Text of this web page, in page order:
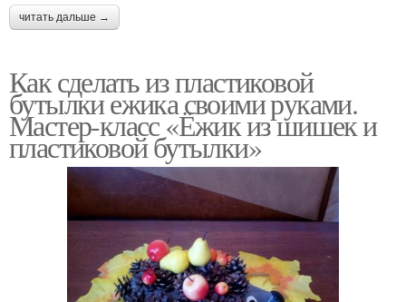
читать дальше →
Как сделать из пластиковой
бутылки ежика своими руками.
Мастер-класс «Ёжик из шишек и
пластиковой бутылки»